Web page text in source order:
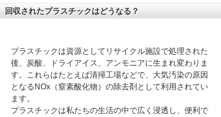
回収されたプラスチックはどうなる？
プラスチックは資源としてリサイクル施設で処理された
後、炭酸、ドライアイス、アンモニアに生まれ変わりま
す。これらはたとえば清掃工場などで、大気汚染の原因
となるNOx（窒素酸化物）の除去剤として利用されてい
ます。
プラスチックは私たちの生活の中で広く浸透し、便利で